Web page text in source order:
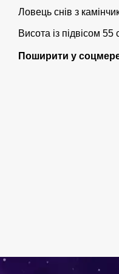
Ловець снів з
Висота із підвісом
Поширити у